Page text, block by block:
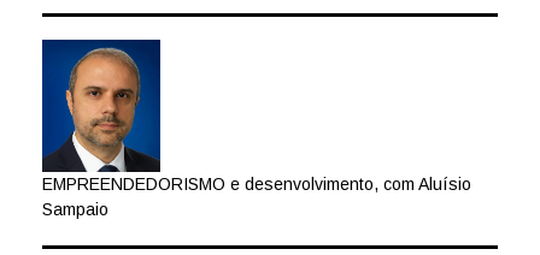
EMPREENDEDORISMO e desenvolvimento, com Aluísio
Sampaio